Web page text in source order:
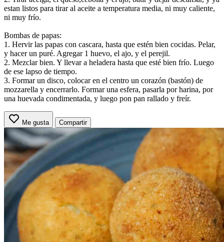
estan listos para tirar al aceite a temperatura media, ni muy caliente,
ni muy frío.
Bombas de papas:
1. Hervir las papas con cascara, hasta que estén bien cocidas. Pelar,
y hacer un puré. Agregar 1 huevo, el ajo, y el perejil.
2. Mezclar bien. Y llevar a heladera hasta que esté bien frío. Luego
de ese lapso de tiempo.
3. Formar un disco, colocar en el centro un corazón (bastón) de
mozzarella y encerrarlo. Formar una esfera, pasarla por harina, por
una huevada condimentada, y luego pon pan rallado y freír.
Me gusta Compartir